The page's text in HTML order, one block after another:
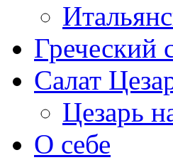
Греческий
Салат
Цезарь
О себе